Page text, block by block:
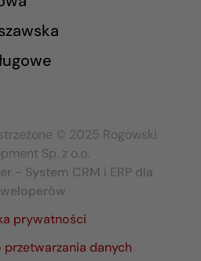
© 2025 Rogowski
Sp. z o.o.
- System CRM i ERP dla
prywatności
danych